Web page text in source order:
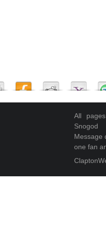
All
Snogod
Message
one fan